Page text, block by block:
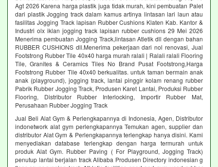
Agt 2026 Karena harga plastik juga tidak murah, kini pembuatan Palet
dari plastik Jogging track dalam kamus artinya lintasan lari laun atau
fasilitas Jogging Track lapisan Rubber Cushions Klaten Kab. Kantor &
Industri olx iklan jogging track lapisan rubber cushions 29 Mei 2026
Menerima pembuatan Jogging Track,lintasan Atletik dll dengan bahan
RUBBER CUSHIONS dll.Menerima pekerjaan dari nol renovasi, Jual
Footstrong Rubber Tile 40x40 harga murah ralali | Ralali ralali Flooring
Tile, Granites & Ceramics Tiles No Brand Pusat Footstrong,Harga
Footstrong Rubber Tile 40x40 berkualitas. untuk taman bermain anak
anak (playground), jogging track, lantai pinggir kolam renang rubber
Pabrik Rubber Jogging Track, Produsen Karet Lantai, Produksi Rubber
Flooring, Distributor Rubber Interlocking, Importir Rubber Mat,
Perusahaan Rubber Jogging Track
Jual Beli Alat Gym & Perlengkapannya di Indonesia, Agen, Distributor
indonetwork alat gym perlengkapannya Temukan agen, supplier dan
distributor Alat Gym & Perlengkapannya terlengkap hanya disini. Kami
menyediakan database terlengkap dengan harga termurah untuk
produk Alat Gym. Rubber Paving ( For Playground, Jogging Track)
penutup lantai berjalan track Alibaba Produsen Directory indonesian g